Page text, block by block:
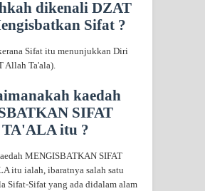
dikenali DZAT
Sifat ?
Sifat itu menunjukkan Diri
Allah Ta'ala).
kaedah
SIFAT
itu ?
MENGISBATKAN SIFAT
itu ialah, ibaratnya salah satu
Sifat-Sifat yang ada didalam alam